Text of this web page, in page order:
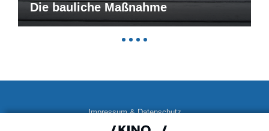
Die bauliche Maßnahme
Impressum & Datenschutz
AGB